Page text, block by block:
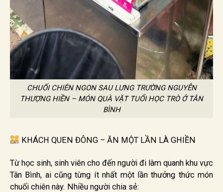
CHUỐI CHIÊN NGON SAU LƯNG TRƯỜNG NGUYỄN
THƯỢNG HIỀN – MÓN QUÀ VẶT TUỔI HỌC TRÒ Ở TÂN
BÌNH
KHÁCH QUEN ĐÔNG – ĂN MỘT LẦN LÀ GHIỀN
Từ học sinh, sinh viên cho đến người đi làm quanh khu vực
Tân Bình, ai cũng từng ít nhất một lần thưởng thức món
chuối chiên này. Nhiều người chia sẻ: